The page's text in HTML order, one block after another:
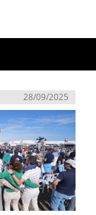
28/09/2025